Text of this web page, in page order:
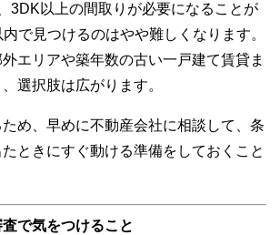
3DK以上の間取りが必要になることが
で見つけるのはやや難しくなります。
エリアや築年数の古い一戸建て賃貸ま
選択肢は広がります。
め、早めに不動産会社に相談して、条
ときにすぐ動ける準備をしておくこと
で気をつけること